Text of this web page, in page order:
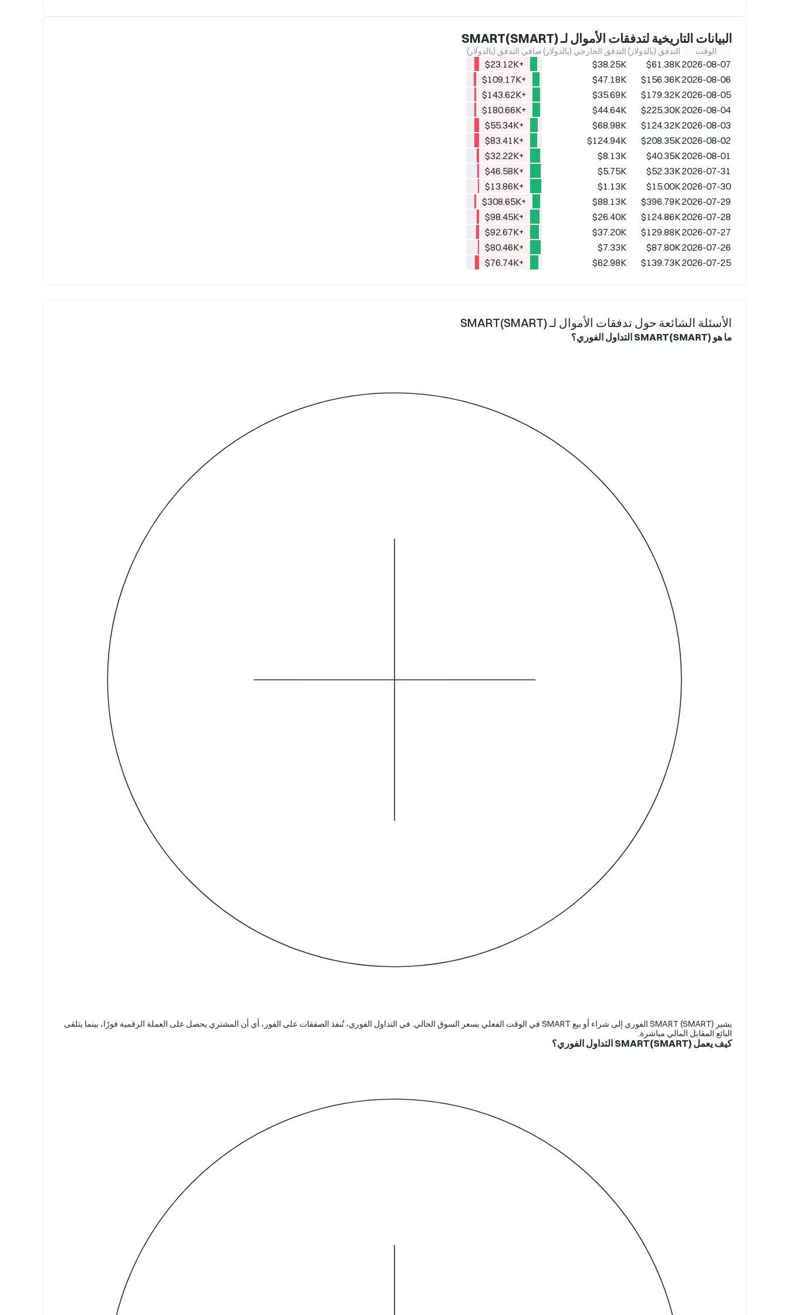
البيانات التاريخية لتدفقات الأموال لـ SMART(SMART)
الوقت التدفق (بالدولار) التدفق الخارجي (بالدولار) صافي التدفق (بالدولار)
2026-08-07
$61.38K
$38.25K
+$23.12K
2026-08-06
$156.36K
$47.18K
+$109.17K
2026-08-05
$179.32K
$35.69K
+$143.62K
2026-08-04
$225.30K
$44.64K
+$180.66K
2026-08-03
$124.32K
$68.98K
+$55.34K
2026-08-02
$208.35K
$124.94K
+$83.41K
2026-08-01
$40.35K
$8.13K
+$32.22K
2026-07-31
$52.33K
$5.75K
+$46.58K
2026-07-30
$15.00K
$1.13K
+$13.86K
2026-07-29
$396.79K
$88.13K
+$308.65K
2026-07-28
$124.86K
$26.40K
+$98.45K
2026-07-27
$129.88K
$37.20K
+$92.67K
2026-07-26
$87.80K
$7.33K
+$80.46K
2026-07-25
$139.73K
$62.98K
+$76.74K
الأسئلة الشائعة حول تدفقات الأموال لـ SMART(SMART)
ما هو SMART(SMART) التداول الفوري؟
يشير SMART (SMART) الفوري إلى شراء أو بيع SMART في الوقت الفعلي بسعر السوق الحالي. في التداول الفوري، تُنفذ الصفقات على الفور، أي أن المشتري يحصل على العملة الرقمية فورًا، بينما يتلقى
البائع المقابل المالي مباشرة.
كيف يعمل SMART(SMART) التداول الفوري؟